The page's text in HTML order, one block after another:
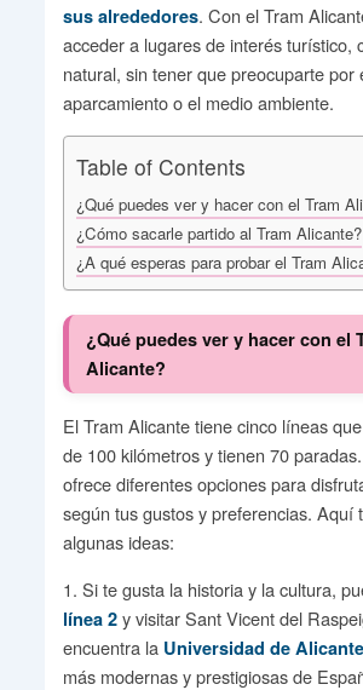
sus alrededores. Con el Tram
acceder a lugares de interés turístico,
natural, sin tener que preocuparte por
aparcamiento o el medio ambiente.
Table of Contents
¿Qué puedes ver y hacer con el Tram
¿Cómo sacarle partido al Tram Alicante?
¿A qué esperas para probar el Tram
¿Qué puedes ver y hacer con el
Alicante?
El Tram Alicante tiene cinco líneas
de 100 kilómetros y tienen 70
ofrece diferentes opciones para
según tus gustos y preferencias. Aquí
algunas ideas:
1. Si te gusta la historia y la cultura,
línea 2y visitar Sant Vicent del
encuentra la Universidad de Alicante
más modernas y prestigiosas de